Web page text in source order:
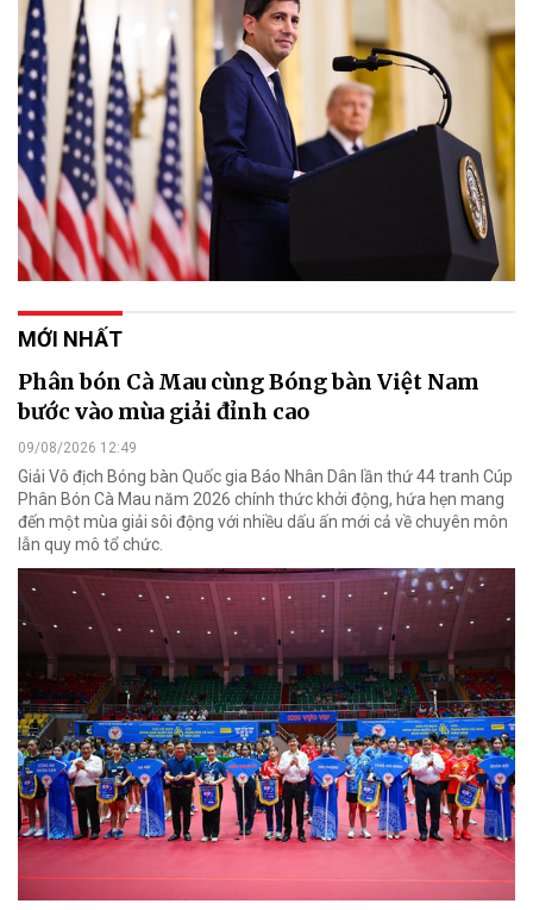
MỚI NHẤT
Phân bón Cà Mau cùng Bóng bàn Việt Nam
bước vào mùa giải đỉnh cao
09/08/2026 12:49
Giải Vô địch Bóng bàn Quốc gia Báo Nhân Dân lần thứ 44 tranh Cúp
Phân Bón Cà Mau năm 2026 chính thức khởi động, hứa hẹn mang
đến một mùa giải sôi động với nhiều dấu ấn mới cả về chuyên môn
lẫn quy mô tổ chức.